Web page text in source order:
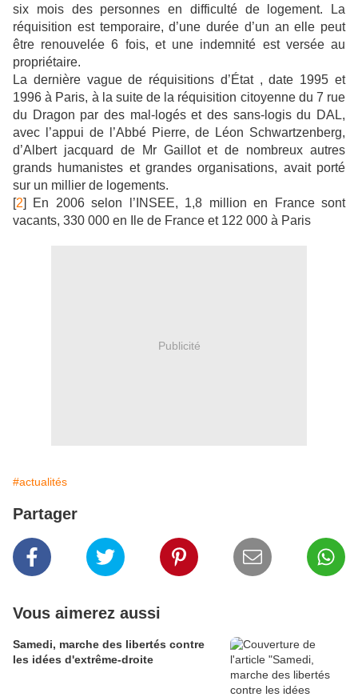
six mois des personnes en difficulté de logement. La
réquisition est temporaire, d’une durée d’un an elle peut
être renouvelée 6 fois, et une indemnité est versée au
propriétaire.
La dernière vague de réquisitions d’État , date 1995 et
1996 à Paris, à la suite de la réquisition citoyenne du 7 rue
du Dragon par des mal-logés et des sans-logis du DAL,
avec l’appui de l’Abbé Pierre, de Léon Schwartzenberg,
d’Albert jacquard de Mr Gaillot et de nombreux autres
grands humanistes et grandes organisations, avait porté
sur un millier de logements.
[2] En 2006 selon l’INSEE, 1,8 million en France sont
vacants, 330 000 en Ile de France et 122 000 à Paris
Publicité
#actualités
Partager
Vous aimerez aussi
Samedi, marche des libertés contre
les idées d'extrême-droite